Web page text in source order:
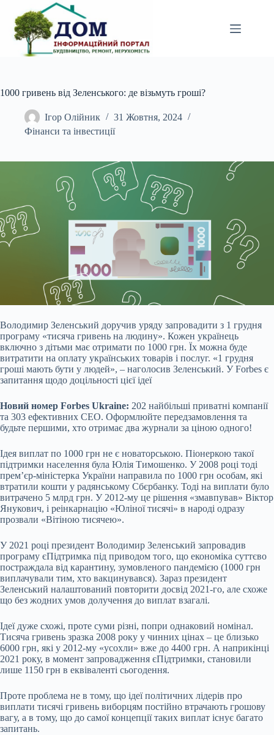
вмісту
1000 гривень від Зеленського: де візьмуть гроші?
Ігор Олійник
31 Жовтня, 2024
Фінанси та інвестиції
Володимир Зеленський доручив уряду запровадити з 1 грудня
програму «тисяча гривень на людину». Кожен українець
включно з дітьми має отримати по 1000 грн. Їх можна буде
витратити на оплату українських товарів і послуг. «1 грудня
гроші мають бути у людей», – наголосив Зеленський. У Forbes є
запитання щодо доцільності цієї ідеї
Новий номер Forbes Ukraine: 202 найбільші приватні компанії
та 303 ефективних СЕО. Оформлюйте передзамовлення та
будьте першими, хто отримає два журнали за ціною одного!
Ідея виплат по 1000 грн не є новаторською. Піонеркою такої
підтримки населення була Юлія Тимошенко. У 2008 році тоді
премʼєр-міністерка України направила по 1000 грн особам, які
втратили кошти у радянському Сбєрбанку. Тоді на виплати було
витрачено 5 млрд грн. У 2012-му це рішення «змавпував» Віктор
Янукович, і реінкарнацію «Юліної тисячі» в народі одразу
прозвали «Вітіною тисячею».
У 2021 році президент Володимир Зеленський запровадив
програму єПідтримка під приводом того, що економіка суттєво
постраждала від карантину, зумовленого пандемією (1000 грн
виплачували тим, хто вакцинувався). Зараз президент
Зеленський налаштований повторити досвід 2021-го, але схоже
що без жодних умов долучення до виплат взагалі.
Ідеї дуже схожі, проте суми різні, попри однаковий номінал.
Тисяча гривень зразка 2008 року у чинних цінах – це близько
6000 грн, які у 2012-му «усохли» вже до 4400 грн. А наприкінці
2021 року, в момент запровадження єПідтримки, становили
лише 1150 грн в еквіваленті сьогодення.
Проте проблема не в тому, що ідеї політичних лідерів про
виплати тисячі гривень виборцям постійно втрачають грошову
вагу, а в тому, що до самої концепції таких виплат існує багато
запитань.